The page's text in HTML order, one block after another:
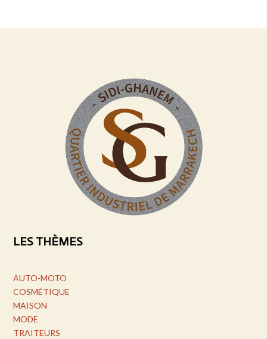
LES THÈMES
AUTO-MOTO
COSMÉTIQUE
MAISON
MODE
TRAITEURS